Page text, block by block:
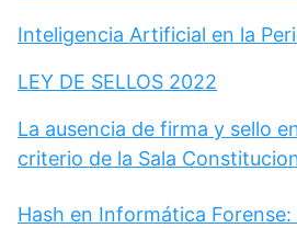
Inteligencia Artificial en la
LEY DE SELLOS 2022
La ausencia de firma y sello
criterio de la Sala
Hash en Informática Forense: